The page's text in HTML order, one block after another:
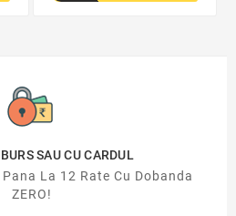
SAU CU CARDUL
La 12 Rate Cu Dobanda
ZERO!